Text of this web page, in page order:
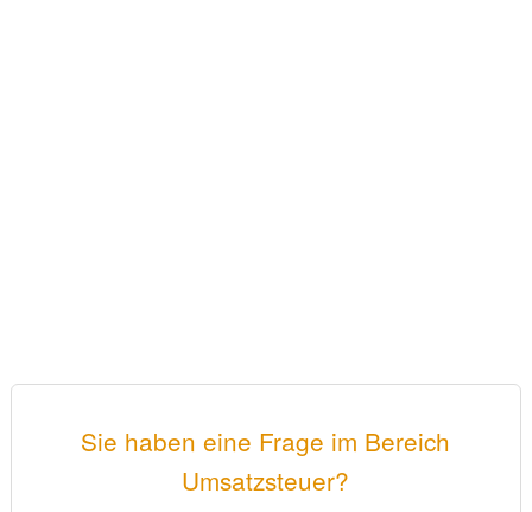
Sie haben eine Frage im Bereich
Umsatzsteuer?